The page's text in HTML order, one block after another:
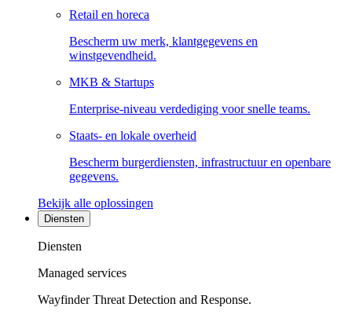
Retail en horeca
Bescherm uw merk, klantgegevens en
winstgevendheid.
MKB & Startups
Enterprise-niveau verdediging voor snelle teams.
Staats- en lokale overheid
Bescherm burgerdiensten, infrastructuur en openbare
gegevens.
Bekijk alle oplossingen
Diensten
Diensten
Managed services
Wayfinder Threat Detection and Response.